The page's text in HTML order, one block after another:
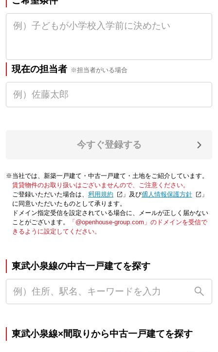
現在の担当者 ※担当者がいる場合
今すぐ登録する
※当社では、新築一戸建て・中古一戸建て・土地をご紹介しています。
賃貸物件のお取り扱いはございませんので、ご注意ください。
ご登録いただいた場合は、「利用規約 」及び「個人情報保護方針
」
に同意いただいたものとして承ります。
ドメイン指定受信を設定されている場合に、メールが正しく届かない
ことがございます。
「@openhouse-group.com」のドメインを受信で
きるように設定してください。
東武小泉線の中古一戸建てを探す
東武小泉線×間取りから中古一戸建てを探す